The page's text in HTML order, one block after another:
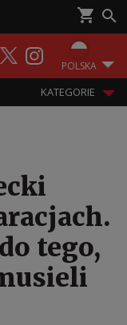
POLSKA
KATEGORIE
tego,